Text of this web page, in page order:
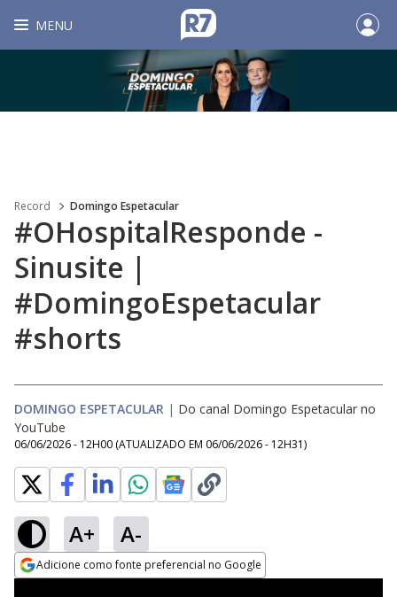
MENU
Record Domingo Espetacular
#OHospitalResponde -
Sinusite |
#DomingoEspetacular
#shorts
DOMINGO ESPETACULAR | Do canal Domingo Espetacular no
YouTube
06/06/2026 - 12H00 (ATUALIZADO EM 06/06/2026 - 12H31)
A+ A-
Adicione como fonte preferencial no Google